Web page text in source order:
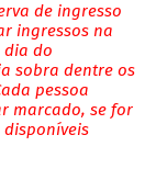
de ingresso
ingressos na
dia do
sobra dentre os
pessoa
marcado, se for